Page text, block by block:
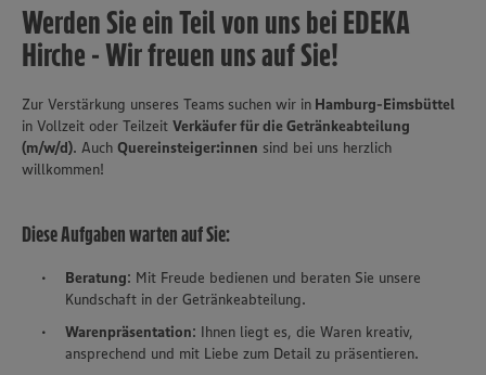
Werden Sie ein Teil von uns bei EDEKA
Hirche - Wir freuen uns auf Sie!
Zur Verstärkung unseres Teams suchen wir in Hamburg-Eimsbüttel
in Vollzeit oder Teilzeit Verkäufer für die Getränkeabteilung
(m/w/d). Auch Quereinsteiger:innen sind bei uns herzlich
willkommen!
Diese Aufgaben warten auf Sie:
Beratung: Mit Freude bedienen und beraten Sie unsere
Kundschaft in der Getränkeabteilung.
Warenpräsentation: Ihnen liegt es, die Waren kreativ,
ansprechend und mit Liebe zum Detail zu präsentieren.